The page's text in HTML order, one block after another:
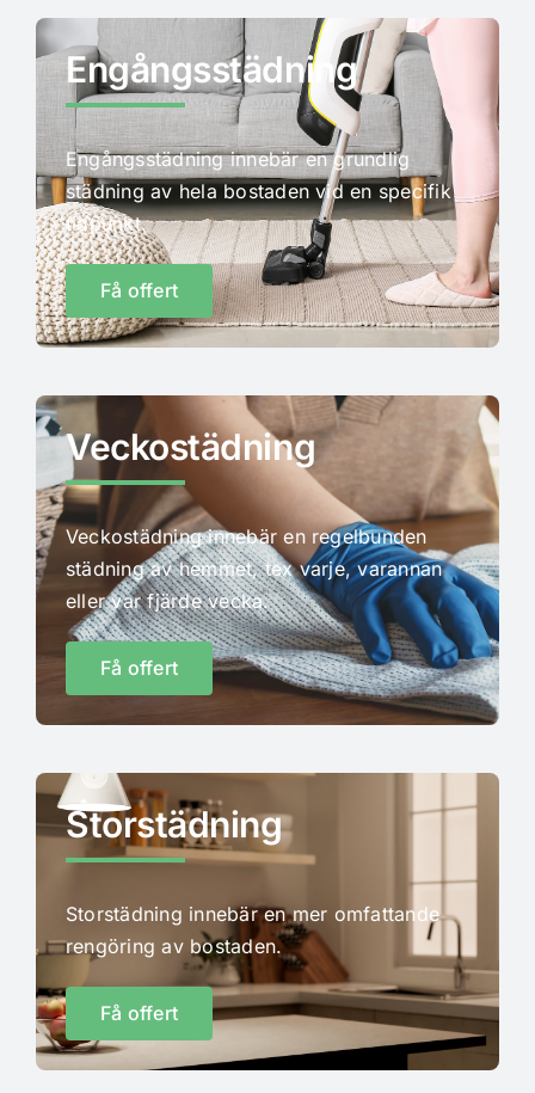
Engångsstädning
Engångsstädning innebär en grundlig
städning av hela bostaden vid en specifik
tidpunkt.
Få offert
Veckostädning
Veckostädning innebär en regelbunden
städning av hemmet, tex varje, varannan
eller var fjärde vecka.
Få offert
Storstädning
Storstädning innebär en mer omfattande
rengöring av bostaden.
Få offert